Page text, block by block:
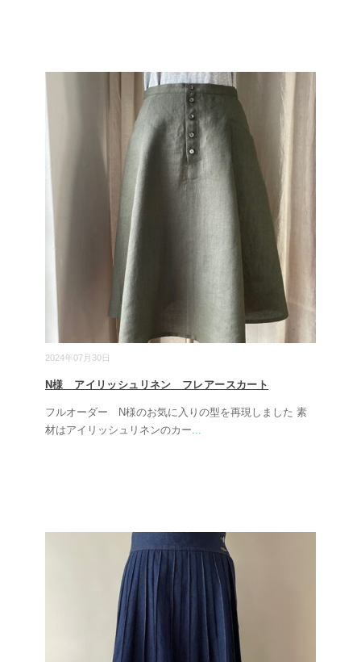
2024年07月30日
N様 アイリッシュリネン フレアースカート
フルオーダー N様のお気に入りの型を再現しました 素
材はアイリッシュリネンのカー...